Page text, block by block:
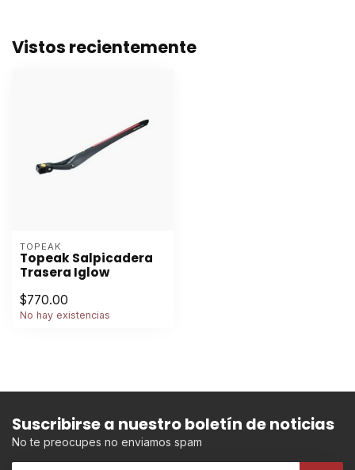
Vistos recientemente
TOPEAK
Topeak Salpicadera
Trasera Iglow
$770.00
No hay existencias
Suscribirse a nuestro boletín de noticias
No te preocupes no enviamos spam